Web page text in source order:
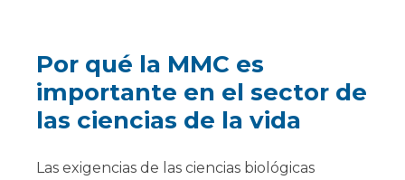
Por qué la MMC es
importante en el sector de
las ciencias de la vida
Las exigencias de las ciencias biológicas